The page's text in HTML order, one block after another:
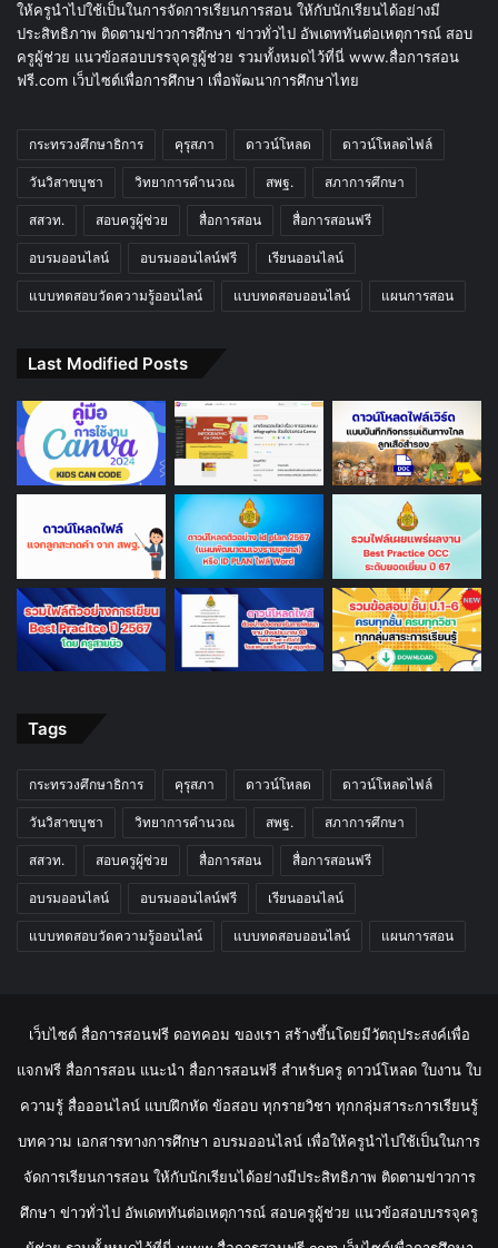
ให้ครูนำไปใช้เป็นในการจัดการเรียนการสอน ให้กับนักเรียนได้อย่างมี
ประสิทธิภาพ ติดตามข่าวการศึกษา ข่าวทั่วไป อัพเดททันต่อเหตุการณ์ สอบ
ครูผู้ช่วย แนวข้อสอบบรรจุครูผู้ช่วย รวมทั้งหมดไว้ที่นี่ www.สื่อการสอน
ฟรี.com เว็บไซต์เพื่อการศึกษา เพื่อพัฒนาการศึกษาไทย
กระทรวงศึกษาธิการ คุรุสภา ดาวน์โหลด ดาวน์โหลดไฟล์
วันวิสาขบูชา วิทยาการคำนวณ สพฐ. สภาการศึกษา
สสวท. สอบครูผู้ช่วย สื่อการสอน สื่อการสอนฟรี
อบรมออนไลน์ อบรมออนไลน์ฟรี เรียนออนไลน์
แบบทดสอบวัดความรู้ออนไลน์ แบบทดสอบออนไลน์ แผนการสอน
Last Modified Posts
Tags
กระทรวงศึกษาธิการ คุรุสภา ดาวน์โหลด ดาวน์โหลดไฟล์
วันวิสาขบูชา วิทยาการคำนวณ สพฐ. สภาการศึกษา
สสวท. สอบครูผู้ช่วย สื่อการสอน สื่อการสอนฟรี
อบรมออนไลน์ อบรมออนไลน์ฟรี เรียนออนไลน์
แบบทดสอบวัดความรู้ออนไลน์ แบบทดสอบออนไลน์ แผนการสอน
เว็บไซต์ สื่อการสอนฟรี ดอทคอม ของเรา สร้างขึ้นโดยมีวัตถุประสงค์เพื่อ
แจกฟรี สื่อการสอน แนะนำ สื่อการสอนฟรี สำหรับครู ดาวน์โหลด ใบงาน ใบ
ความรู้ สื่อออนไลน์ แบบฝึกหัด ข้อสอบ ทุกรายวิชา ทุกกลุ่มสาระการเรียนรู้
บทความ เอกสารทางการศึกษา อบรมออนไลน์ เพื่อให้ครูนำไปใช้เป็นในการ
จัดการเรียนการสอน ให้กับนักเรียนได้อย่างมีประสิทธิภาพ ติดตามข่าวการ
ศึกษา ข่าวทั่วไป อัพเดททันต่อเหตุการณ์ สอบครูผู้ช่วย แนวข้อสอบบรรจุครู